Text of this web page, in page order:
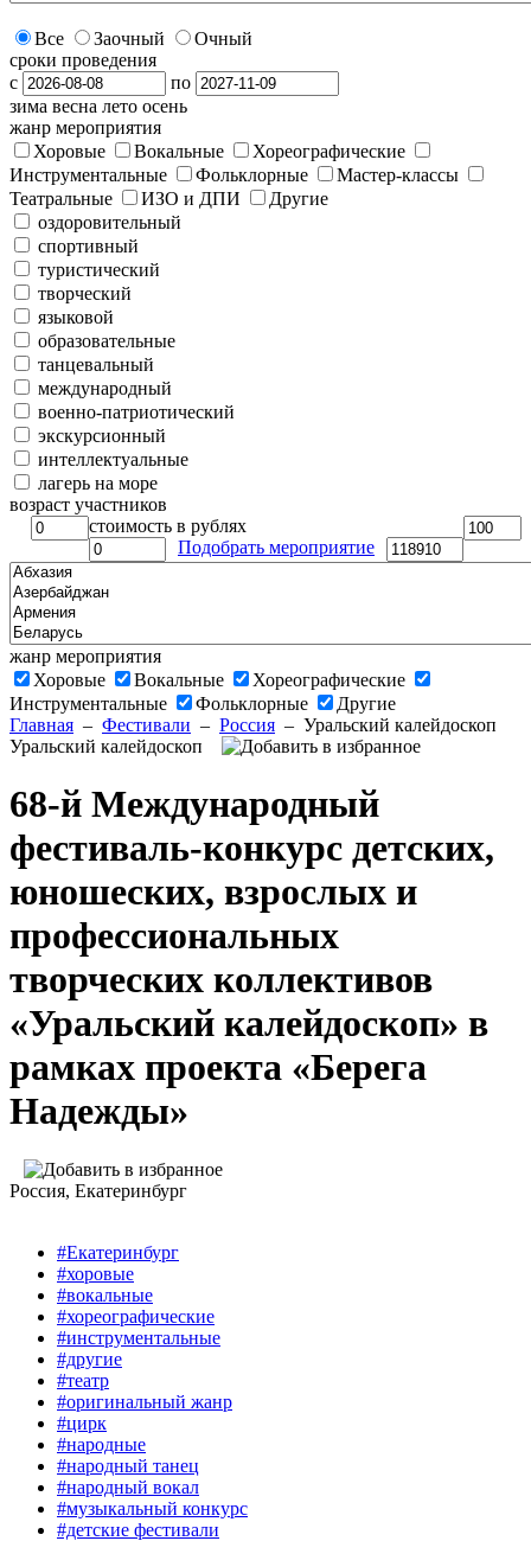
Все Заочный
Очный
сроки проведения
с
по
зима весна лето осень
жанр мероприятия
Хоровые
Вокальные
Хореографические
Инструментальные
Фольклорные
Мастер-классы
Театральные
ИЗО и ДПИ
Другие
оздоровительный
спортивный
туристический
творческий
языковой
образовательные
танцевальный
международный
военно-патриотический
экскурсионный
интеллектуальные
лагерь на море
возраст участников
стоимость в рублях
Подобрать мероприятие
жанр мероприятия
Хоровые
Вокальные
Хореографические
Инструментальные
Фольклорные
Другие
Главная – Фестивали – Россия – Уральский калейдоскоп
Уральский калейдоскоп
68-й Международный
фестиваль-конкурс детских,
юношеских, взрослых и
профессиональных
творческих коллективов
«Уральский калейдоскоп» в
рамках проекта «Берега
Надежды»
Россия, Екатеринбург
#Екатеринбург
#хоровые
#вокальные
#хореографические
#инструментальные
#другие
#театр
#оригинальный жанр
#цирк
#народные
#народный танец
#народный вокал
#музыкальный конкурс
#детские фестивали